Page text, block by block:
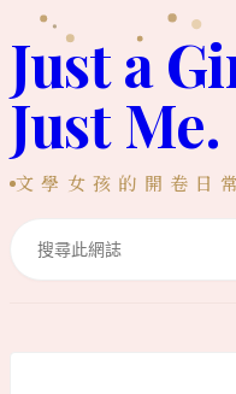
至
主
內
容
Just a
Just Me.
文學女孩的開卷日常